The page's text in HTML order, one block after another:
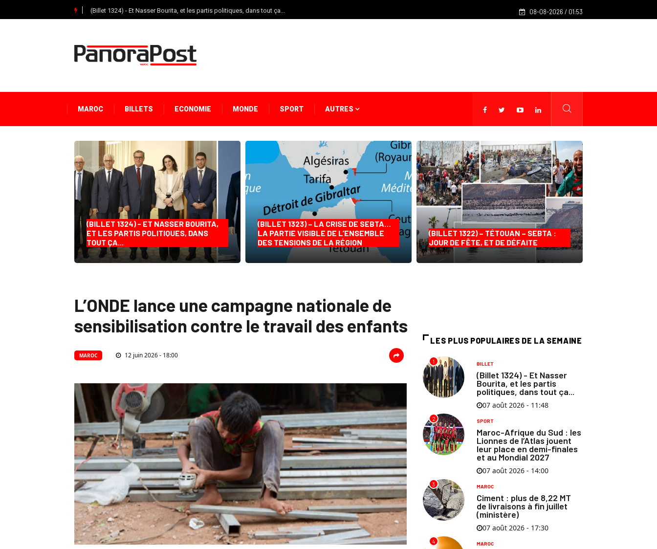
(Billet 1324) - Et Nasser Bourita, et les partis politiques, dans tout ça... 08-08-2026 / 01:53
MAROC BILLETS ECONOMIE MONDE SPORT AUTRES
(BILLET 1324) - ET NASSER BOURITA,
ET LES PARTIS POLITIQUES, DANS
TOUT ÇA...
(BILLET 1323) – LA CRISE DE SEBTA…
LA PARTIE VISIBLE DE L’ENSEMBLE
DES TENSIONS DE LA RÉGION
(BILLET 1322) – TÉTOUAN – SEBTA :
JOUR DE FÊTE, ET DE DÉFAITE
L’ONDE lance une campagne nationale de
sensibilisation contre le travail des enfants
MAROC 12 juin 2026 - 18:00
LES PLUS POPULAIRES DE LA SEMAINE
1 BILLET
(Billet 1324) - Et Nasser
Bourita, et les partis
politiques, dans tout ça...
07 août 2026 - 11:48
2 SPORT
Maroc-Afrique du Sud : les
Lionnes de l’Atlas jouent
leur place en demi-finales
et au Mondial 2027
07 août 2026 - 14:00
3 MAROC
Ciment : plus de 8,22 MT
de livraisons à fin juillet
(ministère)
07 août 2026 - 17:30
4 MAROC